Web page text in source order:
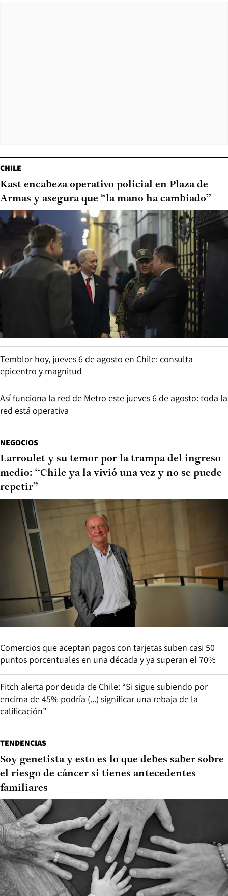
CHILE
Kast encabeza operativo policial en Plaza de
Armas y asegura que “la mano ha cambiado”
Temblor hoy, jueves 6 de agosto en Chile: consulta
epicentro y magnitud
Así funciona la red de Metro este jueves 6 de agosto: toda la
red está operativa
NEGOCIOS
Larroulet y su temor por la trampa del ingreso
medio: “Chile ya la vivió una vez y no se puede
repetir”
Comercios que aceptan pagos con tarjetas suben casi 50
puntos porcentuales en una década y ya superan el 70%
Fitch alerta por deuda de Chile: “Si sigue subiendo por
encima de 45% podría (...) significar una rebaja de la
calificación”
TENDENCIAS
Soy genetista y esto es lo que debes saber sobre
el riesgo de cáncer si tienes antecedentes
familiares